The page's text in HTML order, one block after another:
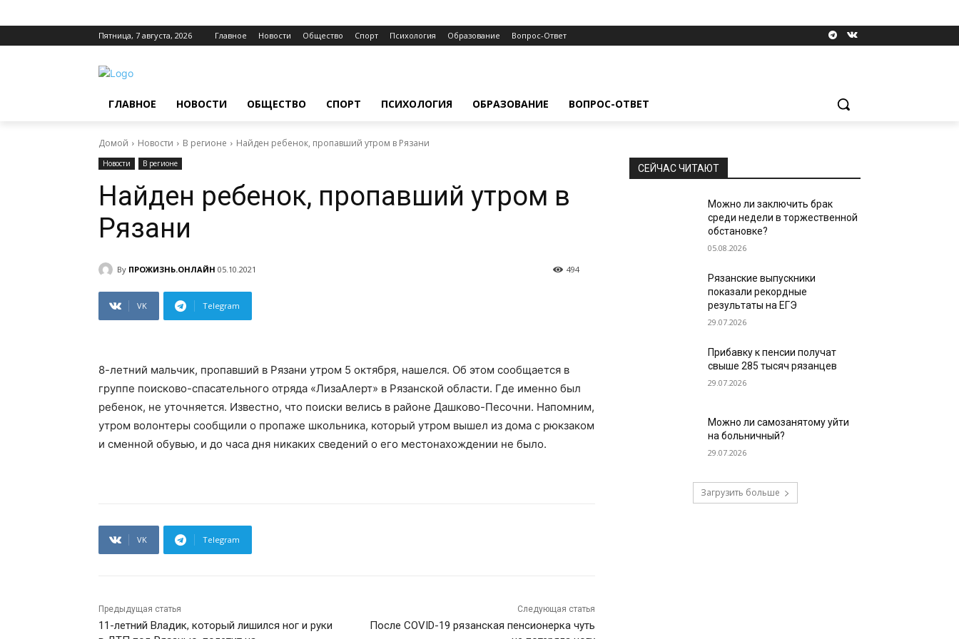
Пятница, 7 августа, 2026 Главное Новости Общество Спорт Психология Образование Вопрос-Ответ
ГЛАВНОЕ НОВОСТИ ОБЩЕСТВО СПОРТ ПСИХОЛОГИЯ ОБРАЗОВАНИЕ ВОПРОС-ОТВЕТ
Домой Новости В регионе Найден ребенок, пропавший утром в Рязани
Новости В регионе
Найден ребенок, пропавший утром в
Рязани
By ПРОЖИЗНЬ.ОНЛАЙН 05.10.2021 494
VK Telegram
8-летний мальчик, пропавший в Рязани утром 5 октября, нашелся. Об этом сообщается в
группе поисково-спасательного отряда «ЛизаАлерт» в Рязанской области. Где именно был
ребенок, не уточняется. Известно, что поиски велись в районе Дашково-Песочни. Напомним,
утром волонтеры сообщили о пропаже школьника, который утром вышел из дома с рюкзаком
и сменной обувью, и до часа дня никаких сведений о его местонахождении не было.
VK Telegram
Предыдущая статья
11-летний Владик, который лишился ног и руки
Следующая статья
После COVID-19 рязанская пенсионерка чуть
СЕЙЧАС ЧИТАЮТ
Можно ли заключить брак
среди недели в торжественной
обстановке?
05.08.2026
Рязанские выпускники
показали рекордные
результаты на ЕГЭ
29.07.2026
Прибавку к пенсии получат
свыше 285 тысяч рязанцев
29.07.2026
Можно ли самозанятому уйти
на больничный?
29.07.2026
Загрузить больше